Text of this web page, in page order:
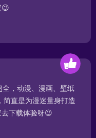
😉
全，动漫、漫画、壁纸
简直是为漫迷量身打造
去下载体验呀😉